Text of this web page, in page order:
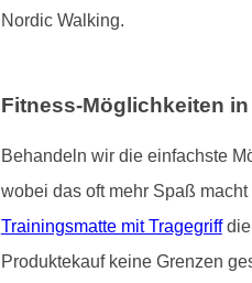
Nordic Walking.
Fitness-Möglichkeiten
Behandeln wir die einfachste
wobei das oft mehr Spaß
Trainingsmatte mit Tragegriffdie
Produktekauf keine Grenzen